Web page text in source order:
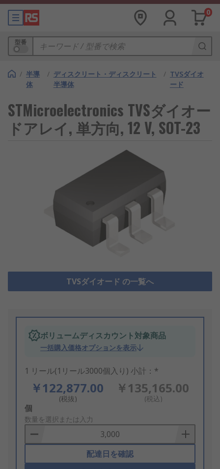
0
型番
/ 半導
体
/ ディスクリート・ディスクリート
半導体
/ TVSダイオ
ード
STMicroelectronics TVSダイオー
ドアレイ, 単方向, 12 V, SOT-23
TVSダイオード の一覧へ
ボリュームディスカウント対象商品
一括購入価格オプションを表示
1 リール(1リール3000個入り) 小計：*
￥122,877.00
(税抜)
￥135,165.00
(税込)
Add
to
Basket
個
数量を選択または入力
配達日を確認